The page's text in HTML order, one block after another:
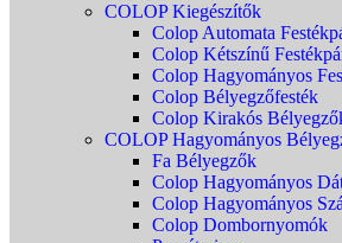
COLOP Kiegészítők
Colop Automata
Colop Kétszínű
Colop Hagyományos
Colop Bélyegzőfesték
Colop Kirakós
COLOP Hagyományos
Fa Bélyegzők
Colop Hagyományos
Colop Hagyományos
Colop Dombornyomók